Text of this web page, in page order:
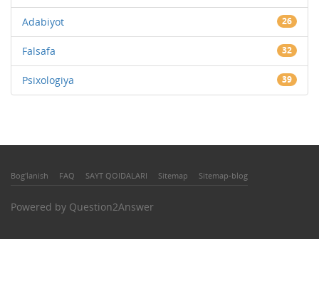
Adabiyot 26
Falsafa 32
Psixologiya 39
Bog'lanish FAQ SAYT QOIDALARI Sitemap Sitemap-blog
Powered by Question2Answer